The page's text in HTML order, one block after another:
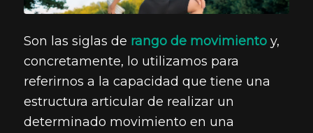
Son las siglas de rango de movimientoy,
concretamente, lo utilizamos para
referirnos a la capacidad que tiene una
estructura articular de realizar un
determinado movimiento en una